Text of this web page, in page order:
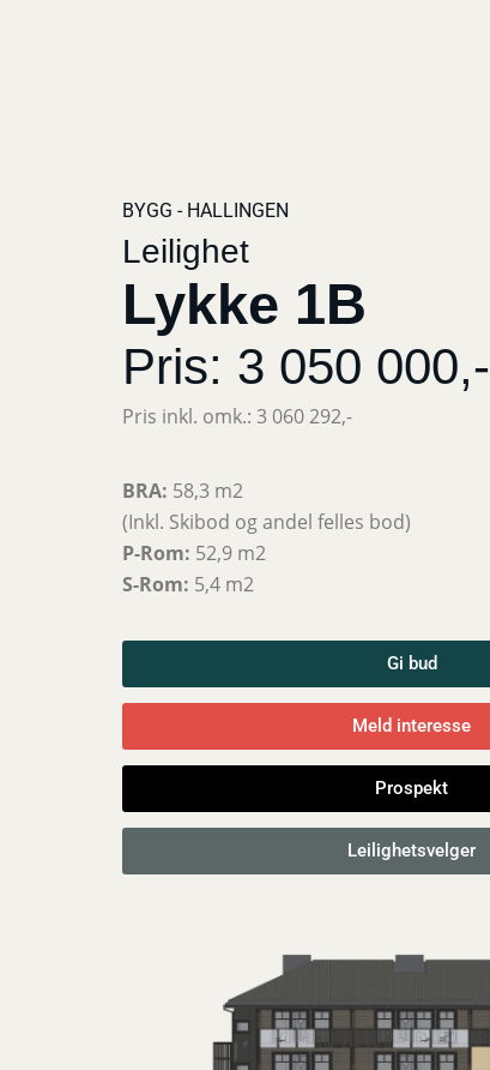
BYGG - HALLINGEN
Leilighet
Lykke 1B
Pris: 3 050 000,-
Pris inkl. omk.: 3 060 292,-
BRA: 58,3 m2
(Inkl. Skibod og andel felles bod)
P-Rom: 52,9 m2
S-Rom: 5,4 m2
Gi bud
Meld interesse
Prospekt
Leilighetsvelger